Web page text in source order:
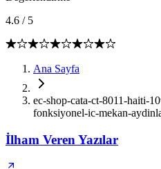
4.6 / 5
Ana Sayfa
ec-shop-cata-ct-8011-haiti-
fonksiyonel-ic-mekan-
İlham Veren Yazılar